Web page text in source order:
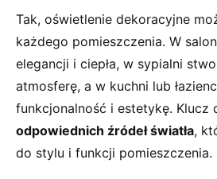
Tak, oświetlenie⁤ dekoracyjne
każdego pomieszczenia. W
elegancji ‍i ciepła, w sypialni
atmosferę, ‍a w kuchni lub
⁣funkcjonalność i estetykę. Klucz
odpowiednich źródeł światła,
do stylu i funkcji pomieszczenia.